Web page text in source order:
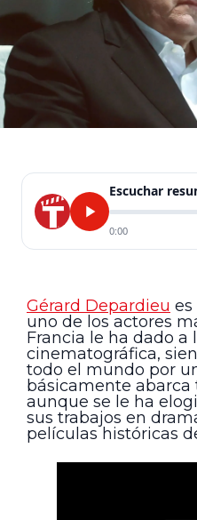
Escuchar
0:00
Gérard Depardieu
uno de los actores
Francia le ha dado a
cinematográfica,
todo el mundo por
básicamente abarca
aunque se le ha
sus trabajos en
películas históricas